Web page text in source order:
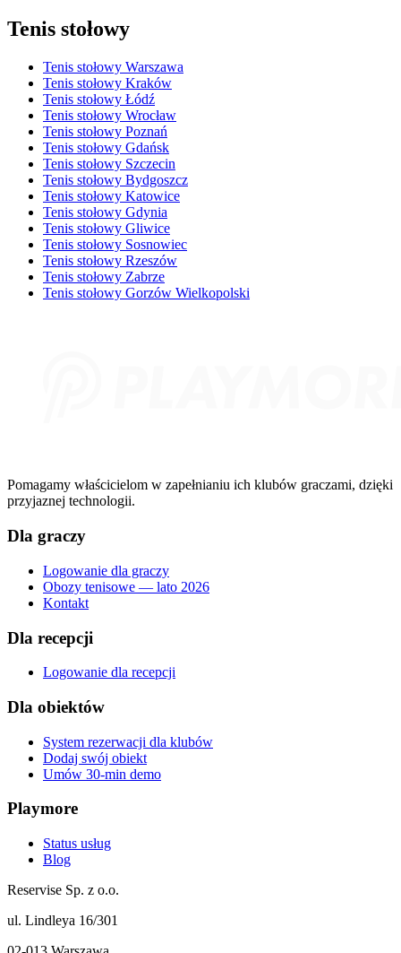
Tenis stołowy
Tenis stołowy Warszawa
Tenis stołowy Kraków
Tenis stołowy Łódź
Tenis stołowy Wrocław
Tenis stołowy Poznań
Tenis stołowy Gdańsk
Tenis stołowy Szczecin
Tenis stołowy Bydgoszcz
Tenis stołowy Katowice
Tenis stołowy Gdynia
Tenis stołowy Gliwice
Tenis stołowy Sosnowiec
Tenis stołowy Rzeszów
Tenis stołowy Zabrze
Tenis stołowy Gorzów Wielkopolski
Pomagamy właścicielom w zapełnianiu ich klubów graczami, dzięki
przyjaznej technologii.
Dla graczy
Logowanie dla graczy
Obozy tenisowe — lato 2026
Kontakt
Dla recepcji
Logowanie dla recepcji
Dla obiektów
System rezerwacji dla klubów
Dodaj swój obiekt
Umów 30-min demo
Playmore
Status usług
Blog
Reservise Sp. z o.o.
ul. Lindleya 16/301